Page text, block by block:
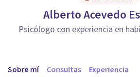
Alberto Acevedo
Psicólogo con experiencia en
Sobre mí Consultas Experiencia